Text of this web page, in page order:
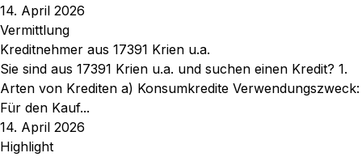
14. April 2026
Vermittlung
Kreditnehmer aus 17391 Krien u.a.
Sie sind aus 17391 Krien u.a. und suchen einen Kredit? 1.
Arten von Krediten a) Konsumkredite Verwendungszweck:
Für den Kauf...
14. April 2026
Highlight